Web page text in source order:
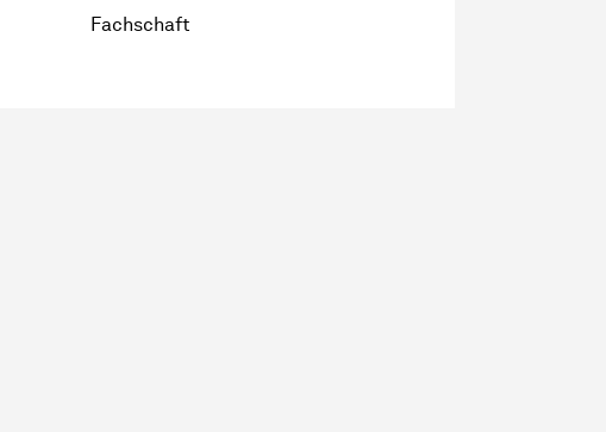
Fachschaft